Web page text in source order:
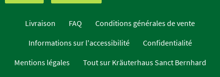
Livraison FAQ
Conditions générales de vente
Informations sur l'accessibilité
Confidentialité
Mentions légales
Tout sur Kräuterhaus Sanct Bernhard